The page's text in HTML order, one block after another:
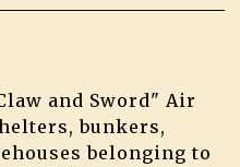
and Sword" Air
bunkers,
belonging to